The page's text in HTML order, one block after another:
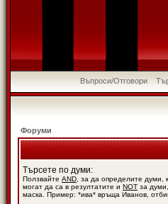
Въпроси/Отговори
Форуми
Търсете по думи:
Ползвайте AND , за да определите думи,
могат да са в резултатите и NOT за
маска. Пример: *ива* връща Иванов,